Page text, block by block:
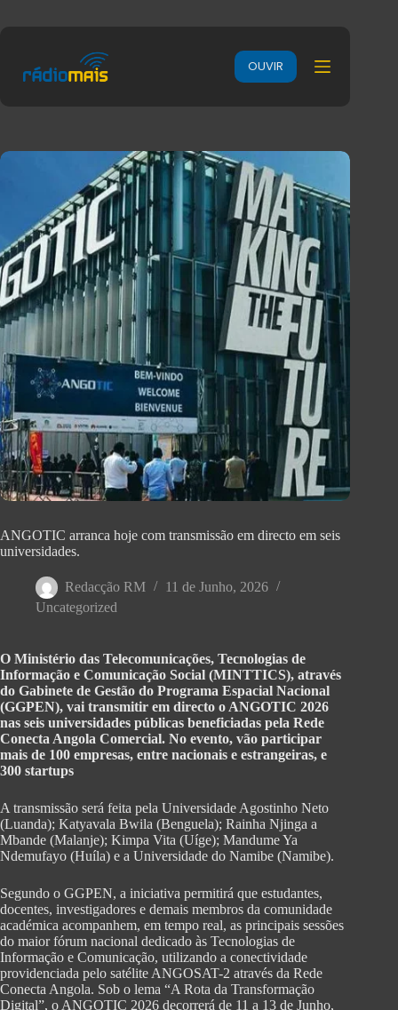
OUVIR
ANGOTIC arranca hoje com transmissão em directo em seis
universidades.
Redacção RM
11 de Junho, 2026
Uncategorized
O Ministério das Telecomunicações, Tecnologias de
Informação e Comunicação Social (MINTTICS), através
do Gabinete de Gestão do Programa Espacial Nacional
(GGPEN), vai transmitir em directo o ANGOTIC 2026
nas seis universidades públicas beneficiadas pela Rede
Conecta Angola Comercial. No evento, vão participar
mais de 100 empresas, entre nacionais e estrangeiras, e
300 startups
A transmissão será feita pela Universidade Agostinho Neto
(Luanda); Katyavala Bwila (Benguela); Rainha Njinga a
Mbande (Malanje); Kimpa Vita (Uíge); Mandume Ya
Ndemufayo (Huíla) e a Universidade do Namibe (Namibe).
Segundo o GGPEN, a iniciativa permitirá que estudantes,
docentes, investigadores e demais membros da comunidade
académica acompanhem, em tempo real, as principais sessões
do maior fórum nacional dedicado às Tecnologias de
Informação e Comunicação, utilizando a conectividade
providenciada pelo satélite ANGOSAT-2 através da Rede
Conecta Angola. Sob o lema “A Rota da Transformação
Digital”, o ANGOTIC 2026 decorrerá de 11 a 13 de Junho,